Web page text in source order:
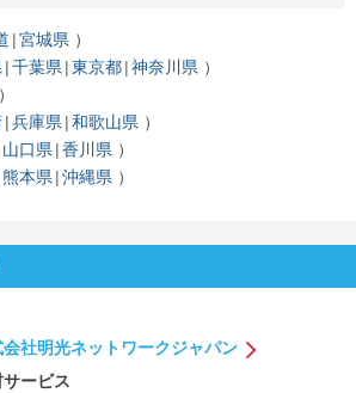
宮城県
千葉県 東京都 神奈川県
兵庫県 和歌山県
山口県 香川県
熊本県 沖縄県
会社明光ネットワークジャパン
サービス